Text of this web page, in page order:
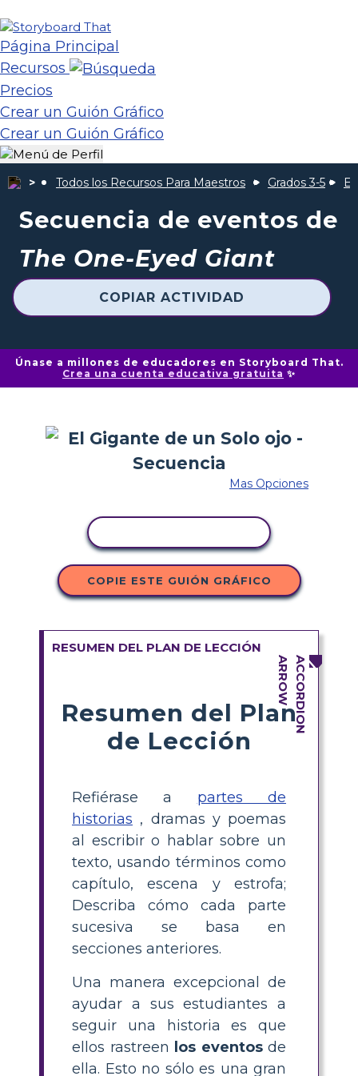
Página Principal
Recursos
Precios
Crear un Guión Gráfico
Crear un Guión Gráfico
Todos los Recursos Para Maestros Grados 3-5
Secuencia de eventos de
The One-Eyed Giant
COPIAR ACTIVIDAD
Únase a millones de educadores en Storyboard That.
Crea una cuenta educativa gratuita ✨
Mas Opciones
COPIE ESTE GUIÓN GRÁFICO
RESUMEN DEL PLAN DE LECCIÓN
Resumen del Plan
de Lección
Refiérase a partes de
historias , dramas y poemas
al escribir o hablar sobre un
texto, usando términos como
capítulo, escena y estrofa;
Describa cómo cada parte
sucesiva se basa en
secciones anteriores.
Una manera excepcional de
ayudar a sus estudiantes a
seguir una historia es que
ellos rastreen
los eventosde
ella. Esto no sólo es una gran